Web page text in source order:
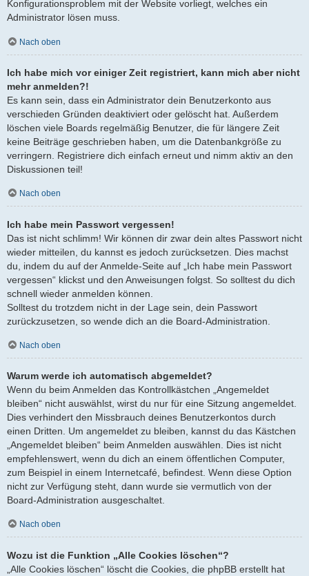
Konfigurationsproblem mit der Website vorliegt, welches ein
Administrator lösen muss.
Nach oben
Ich habe mich vor einiger Zeit registriert, kann mich aber nicht
mehr anmelden?!
Es kann sein, dass ein Administrator dein Benutzerkonto aus
verschieden Gründen deaktiviert oder gelöscht hat. Außerdem
löschen viele Boards regelmäßig Benutzer, die für längere Zeit
keine Beiträge geschrieben haben, um die Datenbankgröße zu
verringern. Registriere dich einfach erneut und nimm aktiv an den
Diskussionen teil!
Nach oben
Ich habe mein Passwort vergessen!
Das ist nicht schlimm! Wir können dir zwar dein altes Passwort nicht
wieder mitteilen, du kannst es jedoch zurücksetzen. Dies machst
du, indem du auf der Anmelde-Seite auf „Ich habe mein Passwort
vergessen“ klickst und den Anweisungen folgst. So solltest du dich
schnell wieder anmelden können.
Solltest du trotzdem nicht in der Lage sein, dein Passwort
zurückzusetzen, so wende dich an die Board-Administration.
Nach oben
Warum werde ich automatisch abgemeldet?
Wenn du beim Anmelden das Kontrollkästchen „Angemeldet
bleiben“ nicht auswählst, wirst du nur für eine Sitzung angemeldet.
Dies verhindert den Missbrauch deines Benutzerkontos durch
einen Dritten. Um angemeldet zu bleiben, kannst du das Kästchen
„Angemeldet bleiben“ beim Anmelden auswählen. Dies ist nicht
empfehlenswert, wenn du dich an einem öffentlichen Computer,
zum Beispiel in einem Internetcafé, befindest. Wenn diese Option
nicht zur Verfügung steht, dann wurde sie vermutlich von der
Board-Administration ausgeschaltet.
Nach oben
Wozu ist die Funktion „Alle Cookies löschen“?
„Alle Cookies löschen“ löscht die Cookies, die phpBB erstellt hat